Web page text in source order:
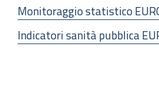
Monitoraggio statistico
Indicatori sanità pubblica